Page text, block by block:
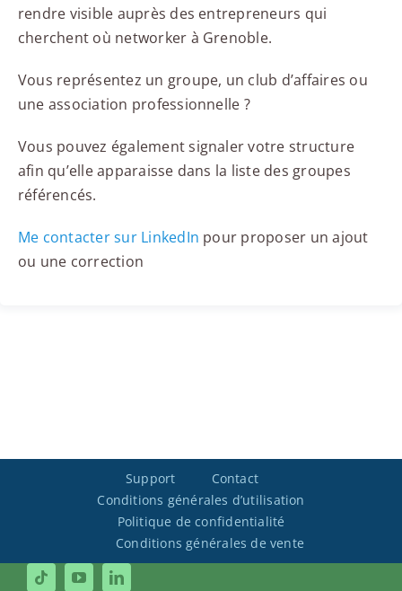
rendre visible auprès des entrepreneurs qui
cherchent où networker à Grenoble.
Vous représentez un groupe, un club d’affaires ou
une association professionnelle ?
Vous pouvez également signaler votre structure
afin qu’elle apparaisse dans la liste des groupes
référencés.
Me contacter sur LinkedIn pour proposer un ajout
ou une correction
Support
Contact
Conditions générales d’utilisation
Politique de confidentialité
Conditions générales de vente